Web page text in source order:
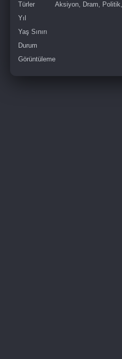
Türler
Aksiyon, Dram,
Yıl
Yaş Sınırı
Durum
Görüntüleme